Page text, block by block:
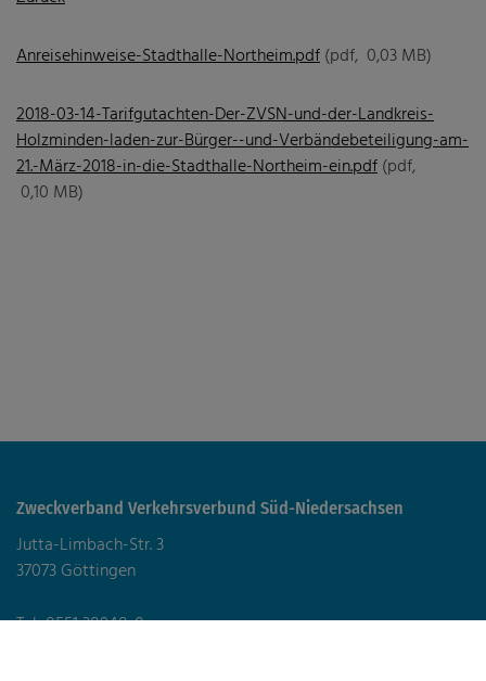
Anreisehinweise-Stadthalle-Northeim.pdf(pdf, 0,03 MB)
2018-03-14-Tarifgutachten-Der-ZVSN-und-der-Landkreis-
Holzminden-laden-zur-Bürger--und-Verbändebeteiligung-am-
21.-März-2018-in-die-Stadthalle-Northeim-ein.pdf(pdf,
0,10 MB)
Zweckverband Verkehrsverbund Süd-Niedersachsen
Jutta-Limbach-Str. 3
37073 Göttingen
Tel: 0551 38948-0